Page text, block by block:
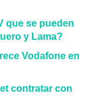
que se pueden
y Lama?
Vodafone en
contratar con